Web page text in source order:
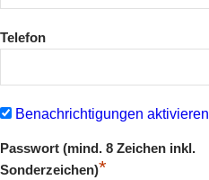
Telefon
Benachrichtigungen aktivieren
Passwort (mind. 8 Zeichen inkl.
Sonderzeichen)*